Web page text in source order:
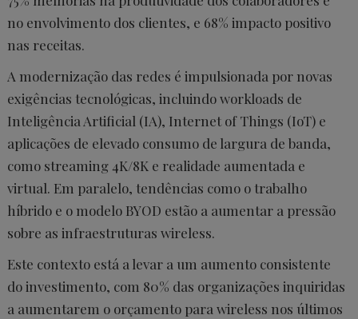
no envolvimento dos clientes, e 68% impacto positivo
nas receitas.
A modernização das redes é impulsionada por novas
exigências tecnológicas, incluindo workloads de
Inteligência Artificial (IA), Internet of Things (IoT) e
aplicações de elevado consumo de largura de banda,
como streaming 4K/8K e realidade aumentada e
virtual. Em paralelo, tendências como o trabalho
híbrido e o modelo BYOD estão a aumentar a pressão
sobre as infraestruturas wireless.
Este contexto está a levar a um aumento consistente
do investimento, com 80% das organizações inquiridas
a aumentarem o orçamento para wireless nos últimos